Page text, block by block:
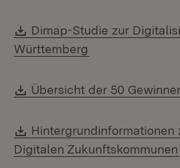
Download:
Dimap-Studie zur
Württemberg
Download:
Übersicht der 50
Download:
Hintergrundinformationen
Digitalen Zukunftskommunen